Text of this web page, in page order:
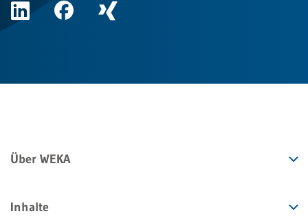
Über WEKA
Inhalte